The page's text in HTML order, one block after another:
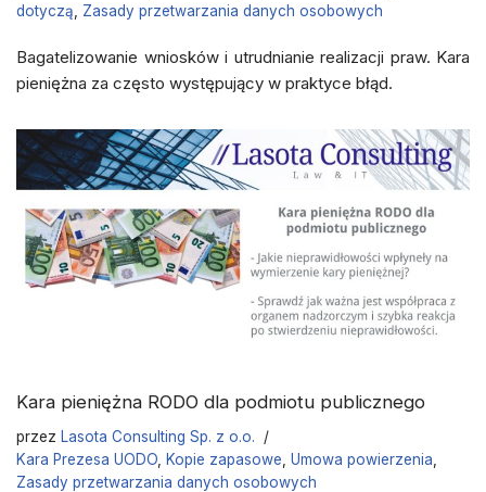
dotyczą
Zasady przetwarzania danych osobowych
Bagatelizowanie wniosków i utrudnianie realizacji praw. Kara
pieniężna za często występujący w praktyce błąd.
Kara pieniężna RODO dla podmiotu publicznego
przez Lasota Consulting Sp. z o.o.
Kara Prezesa UODO
Kopie zapasowe Umowa powierzenia
Zasady przetwarzania danych osobowych